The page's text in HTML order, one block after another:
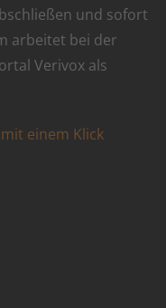
und sofort
arbeitet bei der
Verivox als
einem Klick